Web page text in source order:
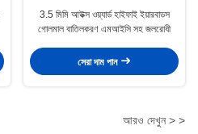
3.5 মিমি আউক্স ওয়্যার্ড হাইফাই ইয়ারবাডস
গোলমাল বাতিলকরণ এমআইসি সহ জলরোধী
সেরা দাম পান
আরও দেখুন > >